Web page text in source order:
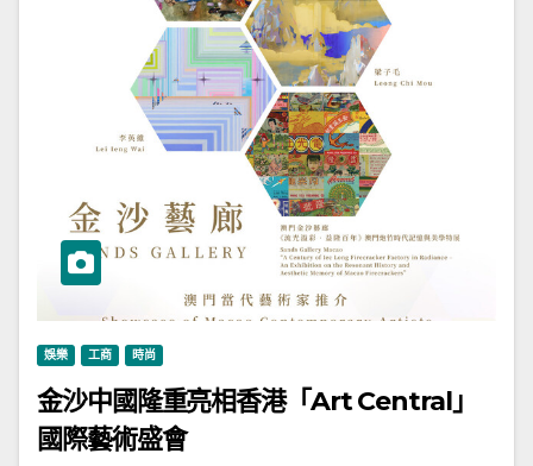
娛樂 工商 時尚
金沙中國隆重亮相香港「Art Central」
國際藝術盛會